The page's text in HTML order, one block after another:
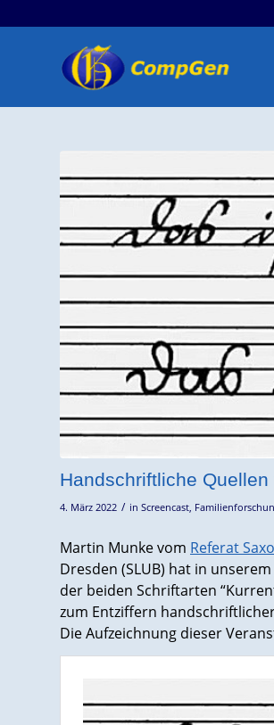
Handschriftliche
4. März 2022 / in Screencast,
Martin Munke vom Referat
Dresden (SLUB) hat in unserem
der beiden Schriftarten
zum Entziffern
Die Aufzeichnung dieser